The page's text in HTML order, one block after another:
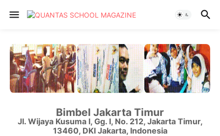
Bimbel Jakarta Timur
Jl. Wijaya Kusuma I, Gg. I, No. 212, Jakarta Timur,
13460, DKI Jakarta, Indonesia